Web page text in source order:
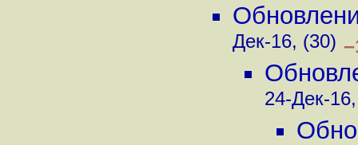
Дек-16, (30)
24-Дек-